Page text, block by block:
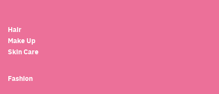
Hair
Make Up
Skin Care
Fashion